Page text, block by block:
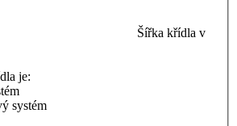
Šířka křídla v
je:
systém